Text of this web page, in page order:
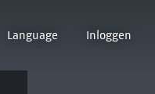
Language Inloggen